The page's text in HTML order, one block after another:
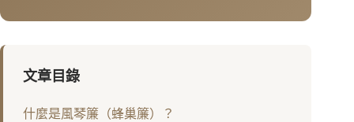
文章目錄
什麼是風琴簾（蜂巢簾）？